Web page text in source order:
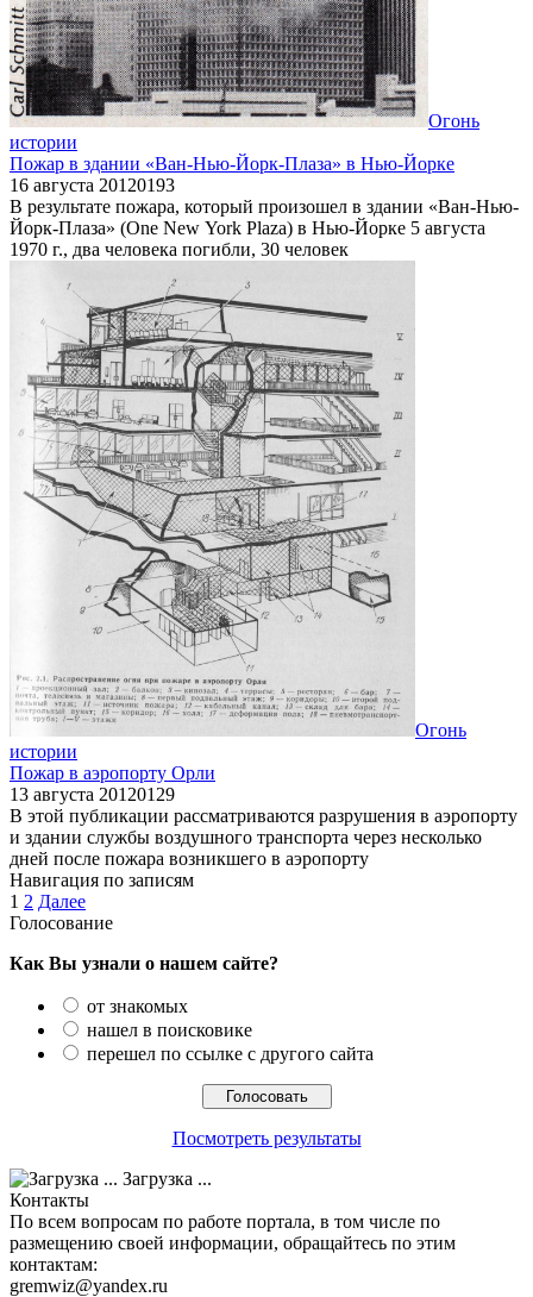
Огонь
истории
Пожар в здании «Ван-Нью-Йорк-Плаза» в Нью-Йорке
16 августа 20120193
В результате пожара, который произошел в здании «Ван-Нью-
Йорк-Плаза» (One New York Plaza) в Нью-Йорке 5 августа
1970 г., два человека погибли, 30 человек
Огонь
истории
Пожар в аэропорту Орли
13 августа 20120129
В этой публикации рассматриваются разрушения в аэропорту
и здании службы воздушного транспорта через несколько
дней после пожара возникшего в аэропорту
Навигация по записям
1 2 Далее
Голосование
Как Вы узнали о нашем сайте?
от знакомых
нашел в поисковике
перешел по ссылке с другого сайта
Посмотреть результаты
Загрузка ...
Контакты
По всем вопросам по работе портала, в том числе по
размещению своей информации, обращайтесь по этим
контактам:
gremwiz@yandex.ru